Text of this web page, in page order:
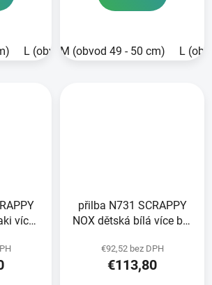
L (obvod 51 - 52 cm) 2XL (obvod
M (obvod 49 - 50 cm) L
přilba N731 SCRAPPY
NOX dětská bílá více bar
€92,52 bez DPH
€113,80